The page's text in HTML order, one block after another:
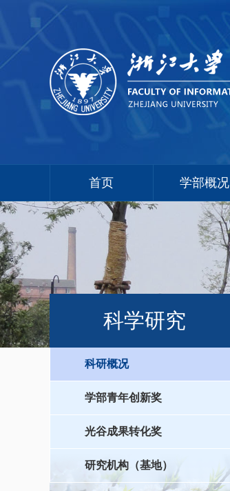
首页 学部概况
科学研究
科研概况
学部青年创新奖
光谷成果转化奖
研究机构（基地）